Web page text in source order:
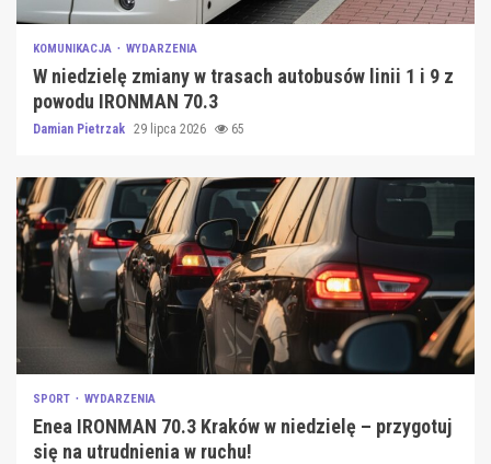
KOMUNIKACJA WYDARZENIA
W niedzielę zmiany w trasach autobusów linii 1 i 9 z
powodu IRONMAN 70.3
Damian Pietrzak 29 lipca 2026 65
SPORT WYDARZENIA
Enea IRONMAN 70.3 Kraków w niedzielę – przygotuj
się na utrudnienia w ruchu!